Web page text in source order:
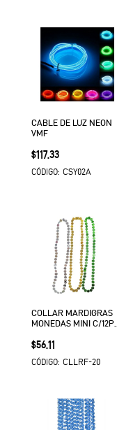
CABLE DE LUZ NEON
VMF
Precio
$117.33
CÓDIGO: CSY02A
COLLAR MARDIGRAS
MONEDAS MINI C/12PZ
Precio
$56.11
CÓDIGO: CLLRF-20